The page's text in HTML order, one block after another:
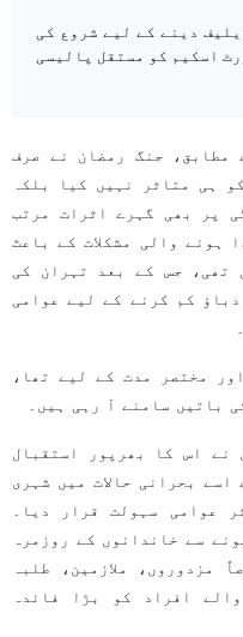
دینے کے لیے شروع کی
اسکیم کو مستقل پالیسی
مطابق، جنگ رمضان نے صرف
ہی متاثر نہیں کیا بلکہ
پر بھی گہرے اثرات مرتب
ہونے والی مشکلات کے باعث
تھی، جس کے بعد تہران کی
کم کرنے کے لیے عوامی
مختصر مدت کے لیے تھا،
باتیں سامنے آ رہی ہیں۔
نے اس کا بھرپور استقبال
بحرانی حالات میں شہری
عوامی سہولت قرار دیا۔
سے خاندانوں کے روزمرہ
مزدوروں، ملازمین، طلبہ
افراد کو بڑا فائدہ